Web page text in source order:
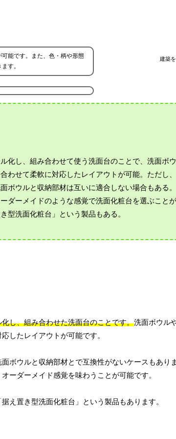
建築
能です。また、色・柄や形態
す。
化し、組み合わせて使う洗面台のことで、洗面ボ
わせて柔軟に対応したレイアウトが可能。ただし
ボウルと収納部材は互いに適合しない場合もある
ダーメイドのような感覚で洗面化粧台を選ぶこと
型洗面化粧台」という製品もある。
し、組み合わせた洗面台のことです。洗面ボウル
したレイアウトが可能です。
ボウルと収納部材とで互換性がないケースもありま
ーダーメイド感覚を味わうことが可能です。
え置き型洗面化粧台」という製品もあります。